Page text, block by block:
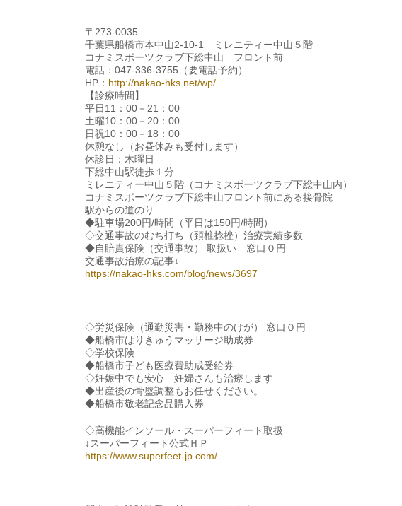
〒273-0035
千葉県船橋市本中山2-10-1 ミレニティー中山５階
コナミスポーツクラブ下総中山 フロント前
電話：047-336-3755（要電話予約）
HP： http://nakao-hks.net/wp/
【診療時間】
平日11：00－21：00
土曜10：00－20：00
日祝10：00－18：00
休憩なし（お昼休みも受付します）
休診日：木曜日
下総中山駅徒歩１分
ミレニティー中山５階（コナミスポーツクラブ下総中山内）
コナミスポーツクラブ下総中山フロント前にある接骨院
駅からの道のり
◆駐車場200円/時間（平日は150円/時間）
◇交通事故のむち打ち（頚椎捻挫）治療実績多数
◆自賠責保険（交通事故） 取扱い 窓口０円
交通事故治療の記事↓
https://nakao-hks.com/blog/news/3697
◇労災保険（通勤災害・勤務中のけが） 窓口０円
◆船橋市はりきゅうマッサージ助成券
◇学校保険
◆船橋市子ども医療費助成受給券
◇妊娠中でも安心 妊婦さんも治療します
◆出産後の骨盤調整もお任せください。
◆船橋市敬老記念品購入券
◇高機能インソール・スーパーフィート取扱
↓スーパーフィート公式ＨＰ
https://www.superfeet-jp.com/